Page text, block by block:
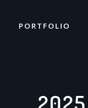
PORTFOLIO